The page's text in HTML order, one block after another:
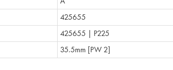
425655
425655 | P225
35.5mm [PW 2]